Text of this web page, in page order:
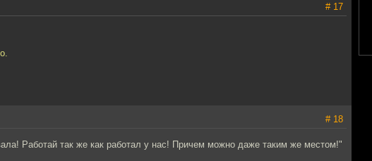
# 17
# 18
Работай так же как работал у нас! Причем можно даже таким же местом!"